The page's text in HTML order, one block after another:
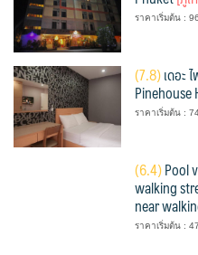
ราคาเริ่มต้น :
(7.8)เดอะ
ราคาเริ่มต้น :
(6.4)Pool
walking
near
ราคาเริ่มต้น :